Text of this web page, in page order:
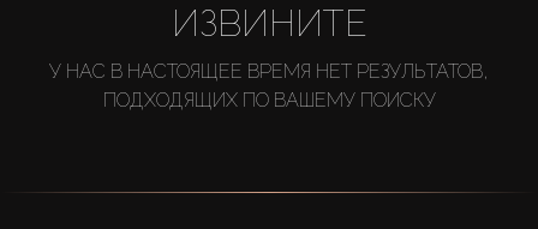
ИЗВИНИТЕ
У НАС В НАСТОЯЩЕЕ ВРЕМЯ НЕТ РЕЗУЛЬТАТОВ,
ПОДХОДЯЩИХ ПО ВАШЕМУ ПОИСКУ